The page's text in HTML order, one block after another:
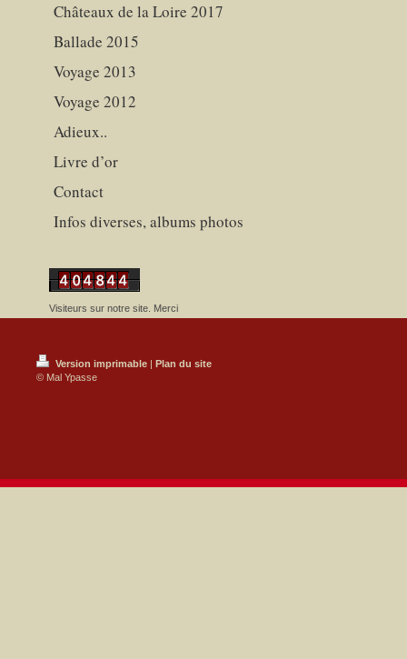
Châteaux de la Loire 2017
Ballade 2015
Voyage 2013
Voyage 2012
Adieux..
Livre d’or
Contact
Infos diverses, albums photos
Visiteurs sur notre site. Merci
Version imprimable | Plan du site
© Mal Ypasse